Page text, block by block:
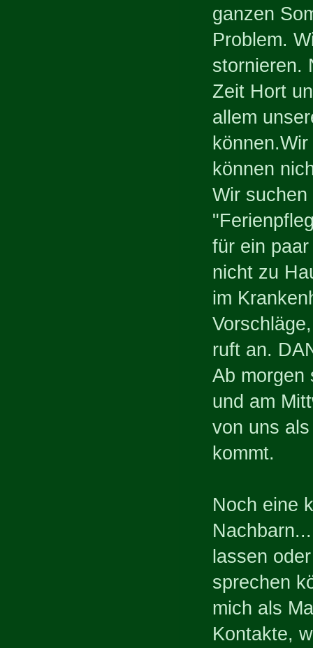
ganzen
Problem.
stornieren.
Zeit Hort
allem
können
Wir
für ein
nicht zu
im
ruft an.
Ab morgen
und am
von uns
kommt.
Noch eine
lassen
sprechen
mich als
Kontakte,